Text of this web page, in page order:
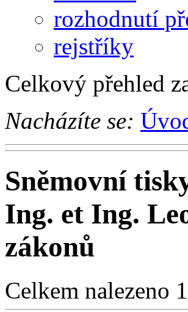
rozhodnutí
rejstříky
Celkový přehled
Nacházíte se:
Sněmovní
Ing. et Ing.
zákonů
Celkem nalezeno